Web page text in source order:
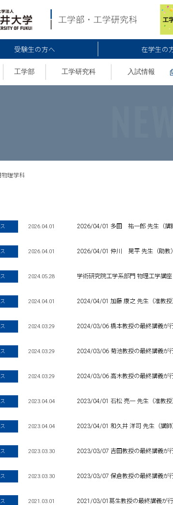
受験生の方へ 在学生の
工学部 工学研究科 入試情報
物理学科
2026.04.01 2026/04/01 多田 祐一郎 先生（講
2026.04.01 2026/04/01 仲川 晃平 先生（助教
2024.05.28 学術研究院工学系部門 物理工学講
2024.04.01 2024/04/01 加藤 康之 先生（准教
2024.03.29 2024/03/06 橋本教授の最終講義が
2024.03.29 2024/03/06 菊池教授の最終講義が
2024.03.29 2024/03/06 高木教授の最終講義が
2023.04.04 2023/04/01 石松 亮一 先生（准教
2023.04.04 2023/04/01 和久井 洋司 先生（講
2023.03.30 2023/03/07 吉田教授の最終講義が
2023.03.30 2023/03/07 保倉教授の最終講義が
2021.03.01 2021/03/01葛生教授の最終講義が行